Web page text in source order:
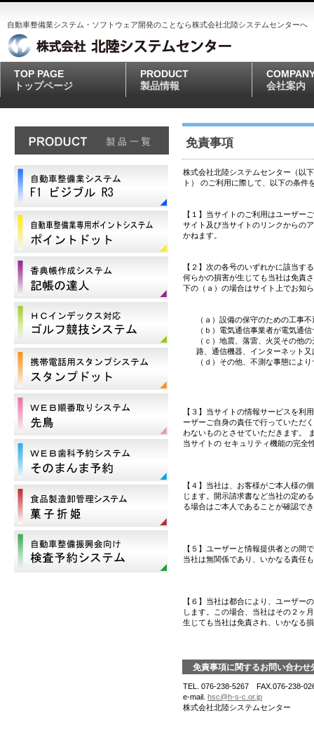
自動車整備業システム・ソフトウェア開発のことなら株式会社北陸システムセンターへ
免責事項
株式会社北陸システムセンター（以
ト） のご利用に際して、以下の条
【１】当サイトのご利用はユーザー
サイト及び当サイトのリンクからの
かねます。
【２】次の各号のいずれかに該当す
何らかの損害が生じても当社は免責
下の（ａ）の場合はサイト上でお知
（ａ）設備の保守のための工事
（ｂ）電気通信事業者が電気通
（ｃ）地震、落雷、火災その他
路、通信機器、インターネット
（ｄ）その他、不測な事態によ
【３】当サイトの情報サービスを利
ーザーご自身の責任で行っていただ
わないものとさせていただきます。
当サイトの セキュリティ機能の完全
【４】当社は、お客様がご本人様の
じます。開示請求書など当社の定め
る場合はご本人であることが確認で
【５】ユーザーと情報提供者との間
当社は無関係であり、いかなる責任
【６】当社は都合により、ユーザー
します。この場合、当社はその２ヶ
生じても当社は免責され、いかなる
免責事項に関するお問い合わせ
TEL. 076-238-5267 FAX.076-238-
e-mail.hsc@h-s-c.or.jp
株式会社北陸システムセンター
TOP PAGE
トップページ
PRODUCT
製品情報
会社案内